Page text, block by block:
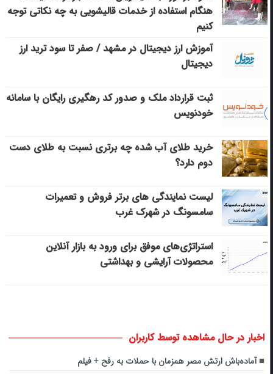
هنگام استفاده از خدمات قالیشویی به چه نکاتی توجه
کنیم
آموزش ارز دیجیتال در مشهد / صفر تا سود ترید ارز
دیجیتال
ثبت قرارداد ملک و صدور کد رهگیری رایگان با سامانه
خودنویس
خرید طلای آب شده چه برتری نسبت به طلای دست
دوم دارد؟
لیست نمایندگی های برتر فروش و تعمیرات
سامسونگ در شهرک غرب
استراتژی‌های موفق برای ورود به بازار آنلاین
محصولات آرایشی و بهداشتی
اخبار در حال مشاهده توسط کاربران
آماده‌باش ارتش مصر همزمان با حملات به رفح + فیلم